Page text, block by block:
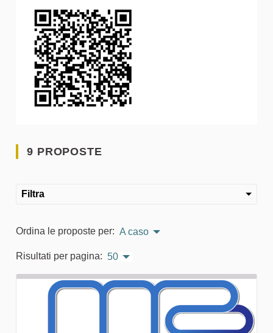
9 PROPOSTE
Filtra
Ordina le proposte per: A caso
Risultati per pagina: 50